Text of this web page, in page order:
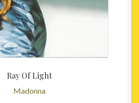
Ray Of Light
Madonna